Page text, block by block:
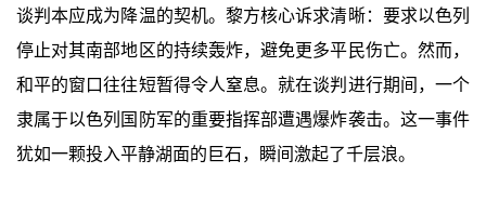
谈判本应成为降温的契机。黎方核心诉求清晰：要求以色列
停止对其南部地区的持续轰炸，避免更多平民伤亡。然而，
和平的窗口往往短暂得令人窒息。就在谈判进行期间，一个
隶属于以色列国防军的重要指挥部遭遇爆炸袭击。这一事件
犹如一颗投入平静湖面的巨石，瞬间激起了千层浪。